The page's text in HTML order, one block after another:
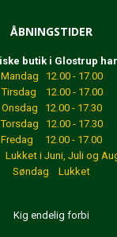
ÅBNINGSTIDER
butik i Glostrup
Mandag 12.00 - 17.00
Tirsdag 12.00 - 17.00
Onsdag 12.00 - 17.30
Torsdag 12.00 - 17.30
Fredag 12.00 - 17.00
i Juni, Juli og
Søndag Lukket
Kig endelig forbi